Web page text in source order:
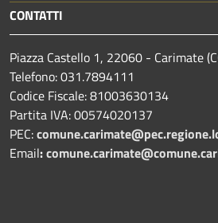
CONTATTI
Piazza Castello 1, 22060 - Carimate
Telefono: 031.7894111
Codice Fiscale: 81003630134
Partita IVA: 00574020137
PEC:
Email: